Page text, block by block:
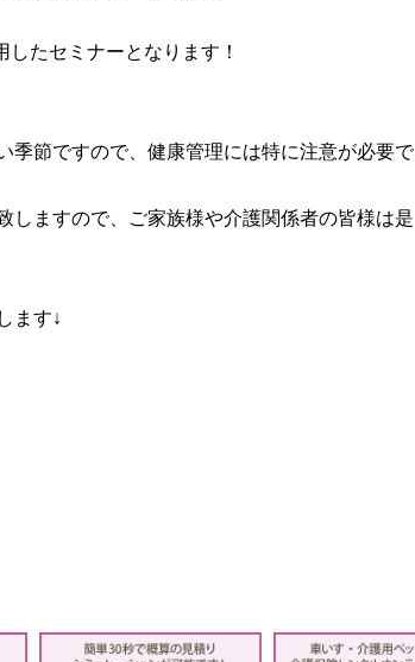
たセミナーとなります！
季節ですので、健康管理には特に注意が必要で
しますので、ご家族様や介護関係者の皆様は是
ます↓